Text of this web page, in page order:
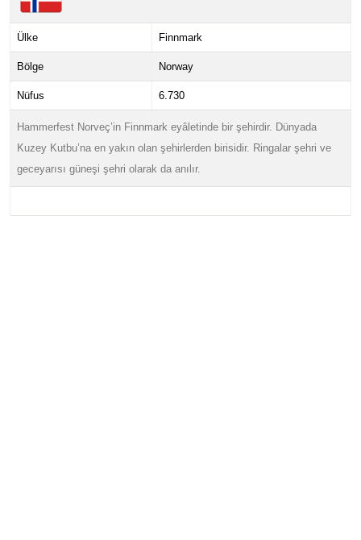
Ülke Finnmark
Bölge Norway
Nüfus 6.730
Hammerfest Norveç’in Finnmark eyâletinde bir şehirdir. Dünyada
Kuzey Kutbu’na en yakın olan şehirlerden birisidir. Ringalar şehri ve
geceyarısı güneşi şehri olarak da anılır.